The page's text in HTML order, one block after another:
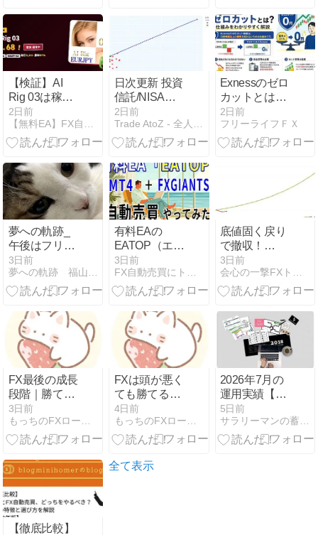
の維持と投資
機会を読み解
く視点
【検証】AI
Rig 03は稼げ
る？勝率
97%EURJPY
ナンピンEAの
で診断
2日前
【無料EA】FX自動売買マガジン
日次更新 投資
信託/NISA・
りそなDC(確
定拠出年金)
ポートフォリ
トフォリオ分
析 [1年・3
年・5年・全
期間] – 2026-
08-05
2日前
Trade AtoZ - 全人類大富豪化計画
Exnessのゼロ
カットとは？
仕組みをわか
りやすく解説
2日前
フリーライフＦＸ
夢への軌跡_
午後はフリー
が良いね。
3日前
夢への軌跡 福山 紫生（Syo Fukuyama）
有料EAの
EATOP（エア
トップ）やっ
てみた：第
279日
3日前
FX自動売買にトライ | 自動売買EAを使って資産構築
底値固く戻り
で撤収！
8/4(火)トレー
ド結果
3日前
会心の一撃FXトレードのブログ！【損小利大】
FX最後の成長
段階｜勝てな
いのは成功直
前？最後の壁
を突破する方
3日前
もっちのFXロードマップ
FXは頭が悪く
ても勝てる？
頭の良さより
大切な3つの
力
4日前
もっちのFXロードマップ
2026年7月の
運用実績【蓄
財実績】
5日前
サラリーマンの蓄財日記
【徹底比較】
全て表示